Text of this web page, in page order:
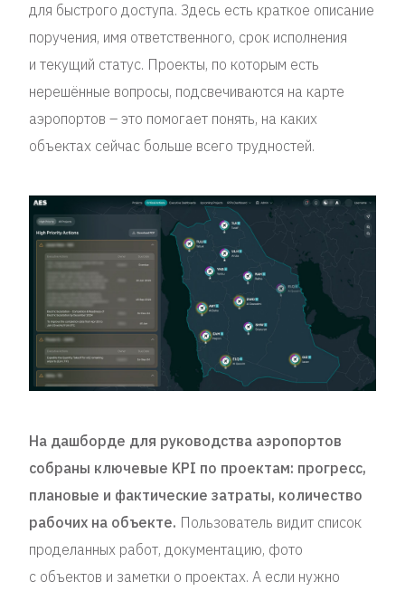
для быстрого доступа. Здесь есть краткое описание
поручения, имя ответственного, срок исполнения
и текущий статус. Проекты, по которым есть
нерешённые вопросы, подсвечиваются на карте
аэропортов – это помогает понять, на каких
объектах сейчас больше всего трудностей.
На дашборде для руководства аэропортов
собраны ключевые KPI по проектам: прогресс,
плановые и фактические затраты, количество
рабочих на объекте. Пользователь видит список
проделанных работ, документацию, фото
с объектов и заметки о проектах. А если нужно